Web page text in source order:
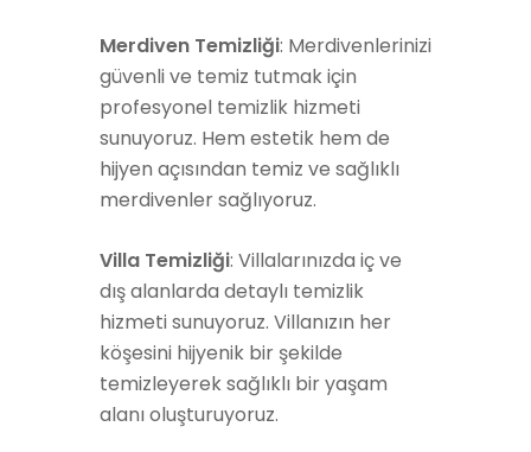
Merdiven Temizliği: Merdivenlerinizi
güvenli ve temiz tutmak için
profesyonel temizlik hizmeti
sunuyoruz. Hem estetik hem de
hijyen açısından temiz ve sağlıklı
merdivenler sağlıyoruz.
Villa Temizliği: Villalarınızda iç ve
dış alanlarda detaylı temizlik
hizmeti sunuyoruz. Villanızın her
köşesini hijyenik bir şekilde
temizleyerek sağlıklı bir yaşam
alanı oluşturuyoruz.